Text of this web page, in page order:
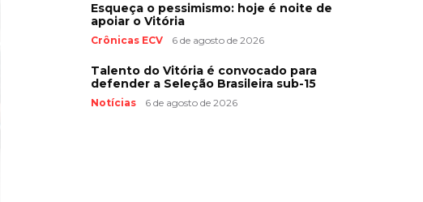
Esqueça o pessimismo: hoje é noite de
apoiar o Vitória
Crônicas ECV 6 de agosto de 2026
Talento do Vitória é convocado para
defender a Seleção Brasileira sub-15
Notícias 6 de agosto de 2026